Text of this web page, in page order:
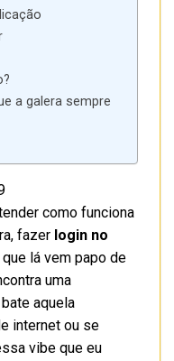
a galera sempre
como funciona
fazer login no
lá vem papo de
uma
aquela
internet ou se
vibe que eu